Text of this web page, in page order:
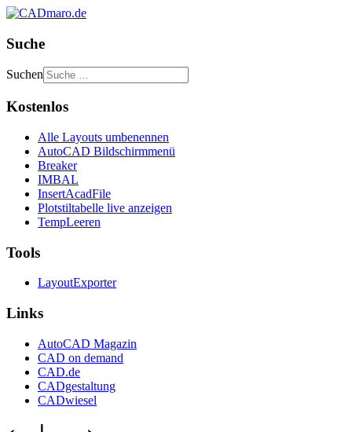
Suche
Suchen
Kostenlos
Alle Layouts umbenennen
AutoCAD Bildschirmmenü
Breaker
IMBAL
InsertAcadFile
Plotstiltabelle live anzeigen
TempLeeren
Tools
LayoutExporter
Links
AutoCAD Magazin
CAD on demand
CAD.de
CADgestaltung
CADwiesel